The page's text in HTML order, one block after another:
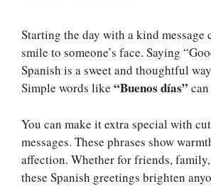
Starting the day with a kind message
smile to someone’s face. Saying
Spanish is a sweet and thoughtful
Simple words like “Buenos días”
You can make it extra special with
messages. These phrases show
affection. Whether for friends,
these Spanish greetings brighten